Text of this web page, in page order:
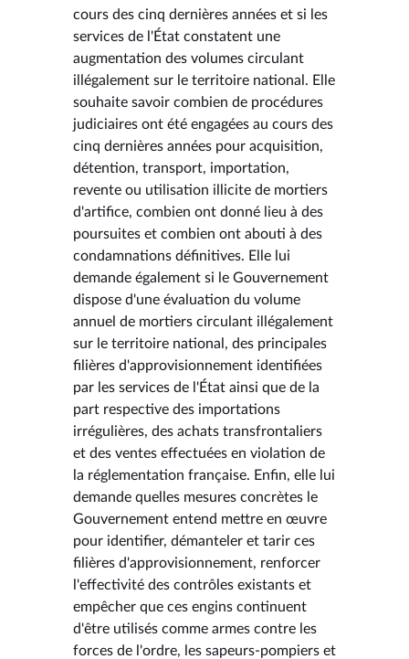
cours des cinq dernières années et si les
services de l'État constatent une
augmentation des volumes circulant
illégalement sur le territoire national. Elle
souhaite savoir combien de procédures
judiciaires ont été engagées au cours des
cinq dernières années pour acquisition,
détention, transport, importation,
revente ou utilisation illicite de mortiers
d'artifice, combien ont donné lieu à des
poursuites et combien ont abouti à des
condamnations définitives. Elle lui
demande également si le Gouvernement
dispose d'une évaluation du volume
annuel de mortiers circulant illégalement
sur le territoire national, des principales
filières d'approvisionnement identifiées
par les services de l'État ainsi que de la
part respective des importations
irrégulières, des achats transfrontaliers
et des ventes effectuées en violation de
la réglementation française. Enfin, elle lui
demande quelles mesures concrètes le
Gouvernement entend mettre en œuvre
pour identifier, démanteler et tarir ces
filières d'approvisionnement, renforcer
l'effectivité des contrôles existants et
empêcher que ces engins continuent
d'être utilisés comme armes contre les
forces de l'ordre, les sapeurs-pompiers et